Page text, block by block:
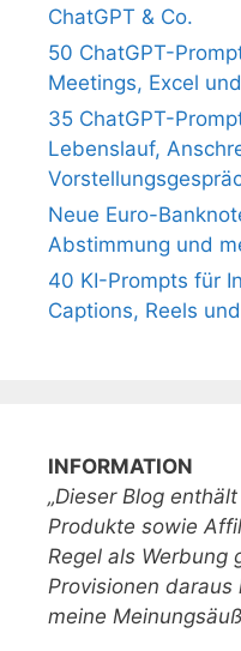
ChatGPT & Co.
50 ChatGPT-
Meetings, Excel
35 ChatGPT-
Lebenslauf,
Neue Euro-
Abstimmung und
40 KI-Prompts für
Captions, Reels
INFORMATION
„Dieser Blog
Produkte sowie
Regel als Werbung
Provisionen
meine